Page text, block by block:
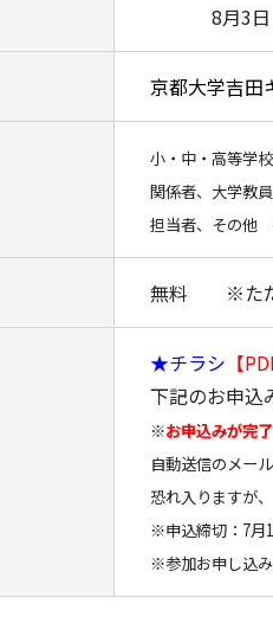
8月3日（
京都大学吉
小・中・高等学
関係者、大学教
担当者、その他
無料 ※ただ
★チラシ 【
下記のお申込
※お申込みが完
自動送信のメー
恐れ入りますが
※申込締切：7月
※参加お申し込